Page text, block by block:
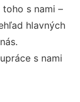
s nami –
hlavných
s nami